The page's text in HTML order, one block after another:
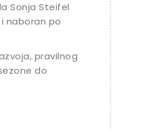
Sonja Steifel
naboran po
pravilnog
do